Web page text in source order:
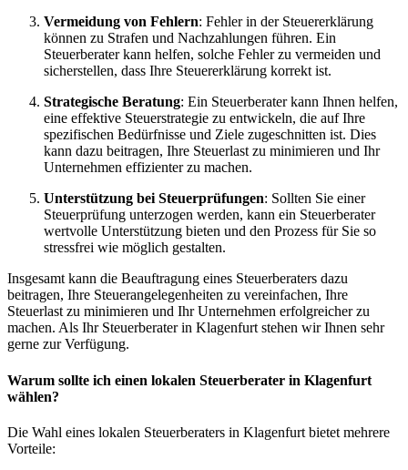
Vermeidung von Fehlern: Fehler in der Steuererklärung
können zu Strafen und Nachzahlungen führen. Ein
Steuerberater kann helfen, solche Fehler zu vermeiden und
sicherstellen, dass Ihre Steuererklärung korrekt ist.
Strategische Beratung: Ein Steuerberater kann Ihnen helfen,
eine effektive Steuerstrategie zu entwickeln, die auf Ihre
spezifischen Bedürfnisse und Ziele zugeschnitten ist. Dies
kann dazu beitragen, Ihre Steuerlast zu minimieren und Ihr
Unternehmen effizienter zu machen.
Unterstützung bei Steuerprüfungen: Sollten Sie einer
Steuerprüfung unterzogen werden, kann ein Steuerberater
wertvolle Unterstützung bieten und den Prozess für Sie so
stressfrei wie möglich gestalten.
Insgesamt kann die Beauftragung eines Steuerberaters dazu
beitragen, Ihre Steuerangelegenheiten zu vereinfachen, Ihre
Steuerlast zu minimieren und Ihr Unternehmen erfolgreicher zu
machen. Als Ihr Steuerberater in Klagenfurt stehen wir Ihnen sehr
gerne zur Verfügung.
Warum sollte ich einen lokalen Steuerberater in Klagenfurt
wählen?
Die Wahl eines lokalen Steuerberaters in Klagenfurt bietet mehrere
Vorteile: